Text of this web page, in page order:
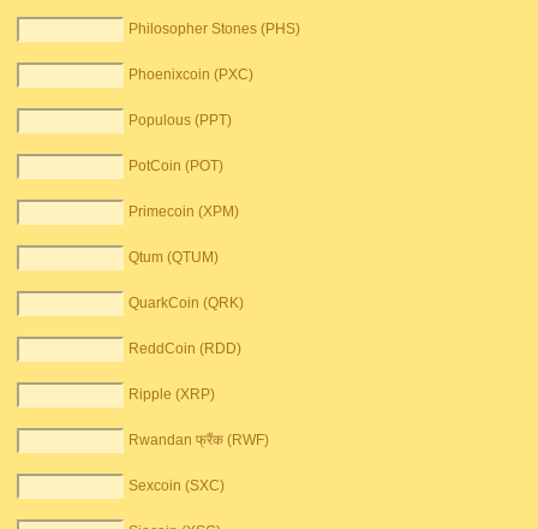
Philosopher Stones (PHS)
Phoenixcoin (PXC)
Populous (PPT)
PotCoin (POT)
Primecoin (XPM)
Qtum (QTUM)
QuarkCoin (QRK)
ReddCoin (RDD)
Ripple (XRP)
Rwandan फ्रैंक (RWF)
Sexcoin (SXC)